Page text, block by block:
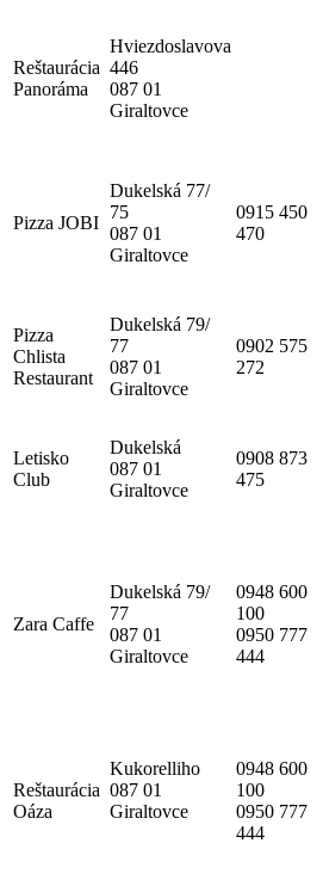
Reštaurácia
Panoráma
Hviezdoslavova
446
087 01
Giraltovce
Pizza JOBI
Dukelská 77/
75
087 01
Giraltovce
0915 450
470
Pizza
Chlista
Restaurant
Dukelská 79/
77
087 01
Giraltovce
0902 575
272
Letisko
Club
Dukelská
087 01
Giraltovce
0908 873
475
Zara Caffe
Dukelská 79/
77
087 01
Giraltovce
0948 600
100
0950 777
444
Reštaurácia
Oáza
Kukorelliho
087 01
Giraltovce
0948 600
100
0950 777
444